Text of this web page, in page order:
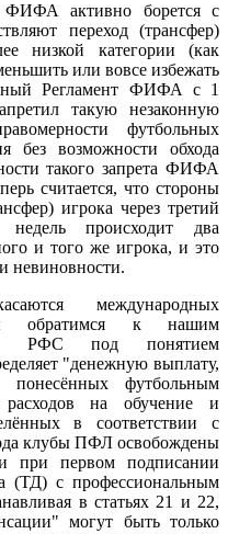
ФИФА активно борется с
переход (трансфер)
низкой категории (как
или вовсе избежать
Регламент ФИФА с 1
такую незаконную
футбольных
без возможности обхода
такого запрета ФИФА
считается, что стороны
игрока через третий
происходит два
и того же игрока, и это
невиновности.
международных
обратимся к нашим
РФС под понятием
"денежную выплату,
понесённых футбольным
на обучение и
в соответствии с
клубы ПФЛ освобождены
при первом подписании
(ТД) с профессиональным
в статьях 21 и 22,
могут быть только